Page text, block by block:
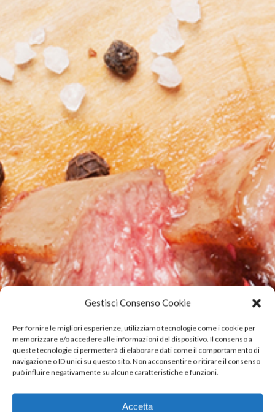
Gestisci Consenso Cookie
Per fornire le migliori esperienze, utilizziamo tecnologie come i cookie per
memorizzare e/o accedere alle informazioni del dispositivo. Il consenso a
queste tecnologie ci permetterà di elaborare dati come il comportamento di
navigazione o ID unici su questo sito. Non acconsentire o ritirare il consenso
può influire negativamente su alcune caratteristiche e funzioni.
Accetta
PRODUITS